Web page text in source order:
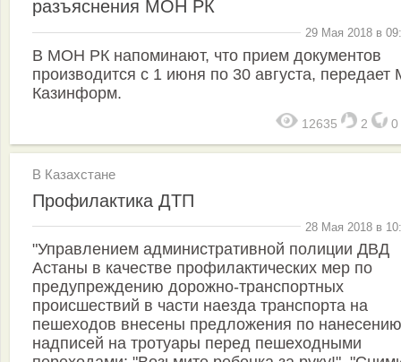
разъяснения МОН РК
29 Мая 2018 в
В МОН РК напоминают, что прием документов
производится с 1 июня по 30 августа,
Казинформ.
12635 2 0
В Казахстане
Профилактика ДТП
28 Мая 2018 в
"Управлением административной полиции ДВД
Астаны в качестве профилактических мер по
предупреждению дорожно-транспортных
происшествий в части наезда транспорта на
пешеходов внесены предложения по нанесению
надписей на тротуары перед пешеходными